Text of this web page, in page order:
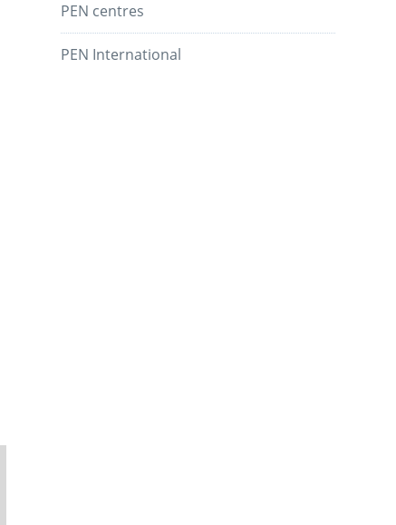
PEN centres
PEN International